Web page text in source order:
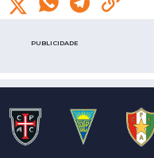
PUBLICIDADE